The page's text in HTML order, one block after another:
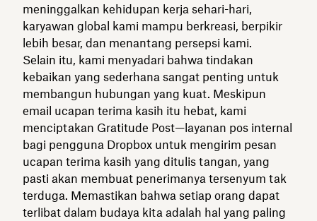
meninggalkan kehidupan kerja sehari-hari,
karyawan global kami mampu berkreasi, berpikir
lebih besar, dan menantang persepsi kami.
Selain itu, kami menyadari bahwa tindakan
kebaikan yang sederhana sangat penting untuk
membangun hubungan yang kuat. Meskipun
email ucapan terima kasih itu hebat, kami
menciptakan Gratitude Post—layanan pos internal
bagi pengguna Dropbox untuk mengirim pesan
ucapan terima kasih yang ditulis tangan, yang
pasti akan membuat penerimanya tersenyum tak
terduga. Memastikan bahwa setiap orang dapat
terlibat dalam budaya kita adalah hal yang paling